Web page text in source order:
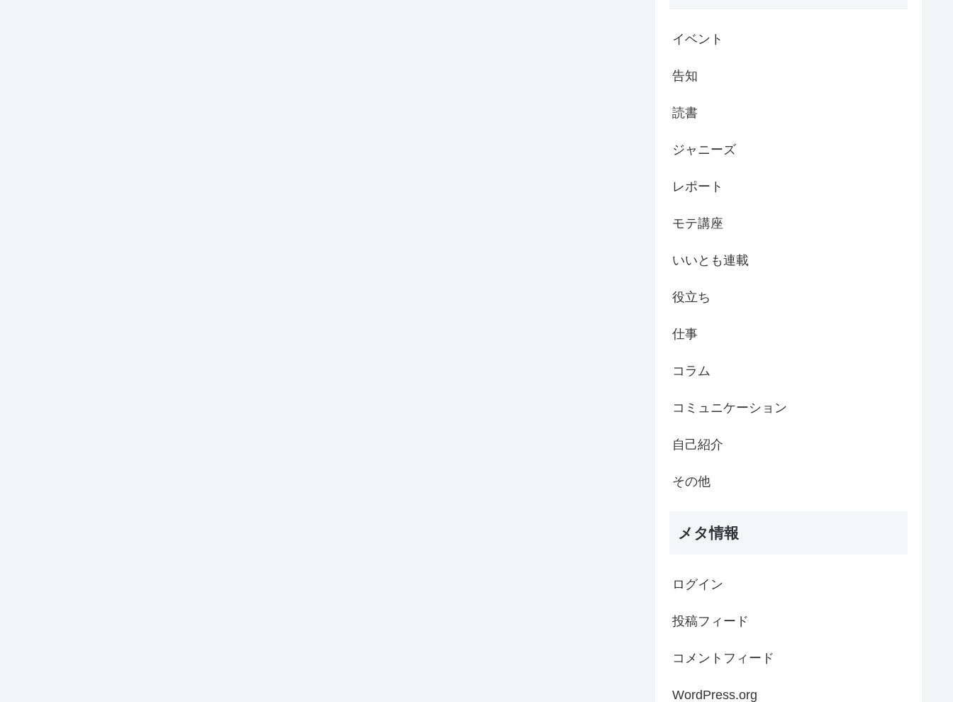
イベント
告知
読書
ジャニーズ
レポート
モテ講座
いいとも連載
役立ち
仕事
コラム
コミュニケーション
自己紹介
その他
メタ情報
ログイン
投稿フィード
コメントフィード
WordPress.org